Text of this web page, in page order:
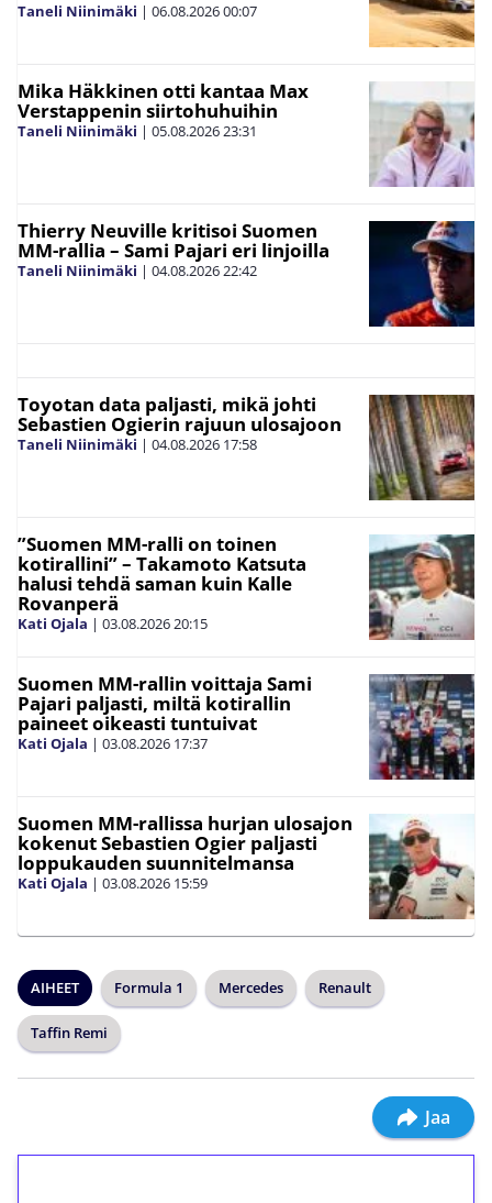
Taneli Niinimäki | 06.08.202600:07
Mika Häkkinen otti kantaa Max
Verstappenin siirtohuhuihin
Taneli Niinimäki | 05.08.202623:31
Thierry Neuville kritisoi Suomen
MM-rallia – Sami Pajari eri linjoilla
Taneli Niinimäki | 04.08.202622:42
Toyotan data paljasti, mikä johti
Sebastien Ogierin rajuun ulosajoon
Taneli Niinimäki | 04.08.2026 17:58
”Suomen MM-ralli on toinen
kotirallini” – Takamoto Katsuta
halusi tehdä saman kuin Kalle
Rovanperä
Kati Ojala | 03.08.202620:15
Suomen MM-rallin voittaja Sami
Pajari paljasti, miltä kotirallin
paineet oikeasti tuntuivat
Kati Ojala | 03.08.2026 17:37
Suomen MM-rallissa hurjan ulosajon
kokenut Sebastien Ogier paljasti
loppukauden suunnitelmansa
Kati Ojala | 03.08.2026 15:59
AIHEET Formula 1 Mercedes Renault
Taffin Remi
Jaa